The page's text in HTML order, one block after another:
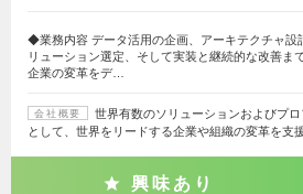
◆業務内容 データ活用の企画、アーキテクチャ設
リューション選定、そして実装と継続的な改善ま
企業の変革をデ…
会社概要
世界有数のソリューションおよびプ
として、世界をリードする企業や組織の変革を支
興味あり